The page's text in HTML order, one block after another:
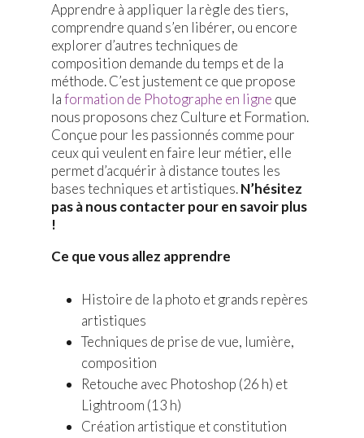
Apprendre à appliquer la règle des tiers,
comprendre quand s’en libérer, ou encore
explorer d’autres techniques de
composition demande du temps et de la
méthode. C’est justement ce que propose
laformation de Photographe en ligne que
nous proposons chez Culture et Formation.
Conçue pour les passionnés comme pour
ceux qui veulent en faire leur métier, elle
permet d’acquérir à distance toutes les
bases techniques et artistiques.N’hésitez
pas à nous contacter pour en savoir plus
!
Ce que vous allez apprendre
Histoire de la photo et grands repères
artistiques
Techniques de prise de vue, lumière,
composition
Retouche avec Photoshop (26 h) et
Lightroom (13 h)
Création artistique et constitution